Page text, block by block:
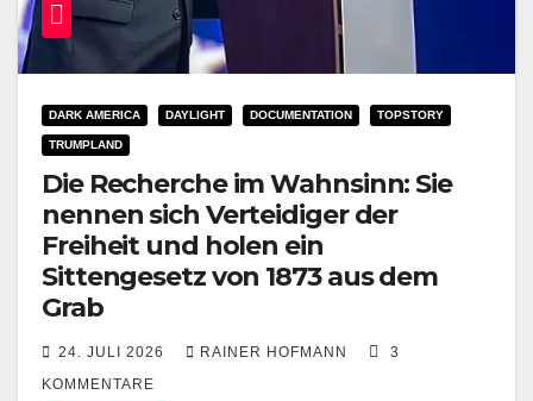
DARK AMERICA DAYLIGHT DOCUMENTATION TOPSTORY
TRUMPLAND
Die Recherche im Wahnsinn: Sie
nennen sich Verteidiger der
Freiheit und holen ein
Sittengesetz von 1873 aus dem
Grab
24. JULI 2026 RAINER HOFMANN
3
KOMMENTARE